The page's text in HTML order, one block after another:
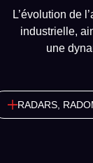
L’évolution de
industrielle,
une
RADARS,